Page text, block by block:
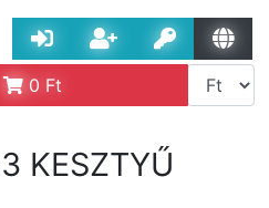
0 Ft
KESZTYŰ